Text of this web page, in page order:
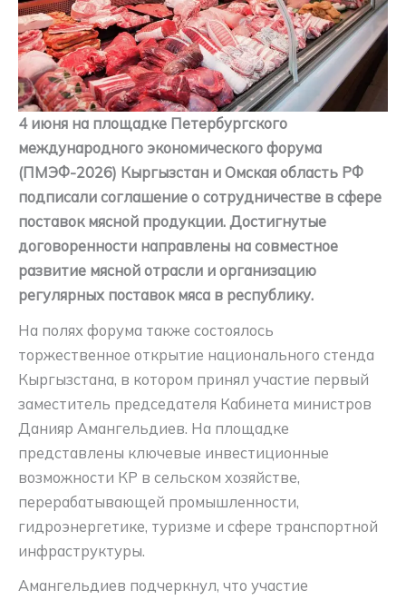
4 июня на площадке Петербургского
международного экономического форума
(ПМЭФ-2026) Кыргызстан и Омская область РФ
подписали соглашение о сотрудничестве в сфере
поставок мясной продукции. Достигнутые
договоренности направлены на совместное
развитие мясной отрасли и организацию
регулярных поставок мяса в республику.
На полях форума также состоялось
торжественное открытие национального стенда
Кыргызстана, в котором принял участие первый
заместитель председателя Кабинета министров
Данияр Амангельдиев. На площадке
представлены ключевые инвестиционные
возможности КР в сельском хозяйстве,
перерабатывающей промышленности,
гидроэнергетике, туризме и сфере транспортной
инфраструктуры.
Амангельдиев подчеркнул, что участие